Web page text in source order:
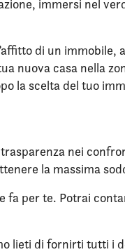
immersi nel
di un immobile,
nuova casa nella
la scelta del tuo
nei
la massima
fa per te. Potrai
lieti di fornirti tutti i